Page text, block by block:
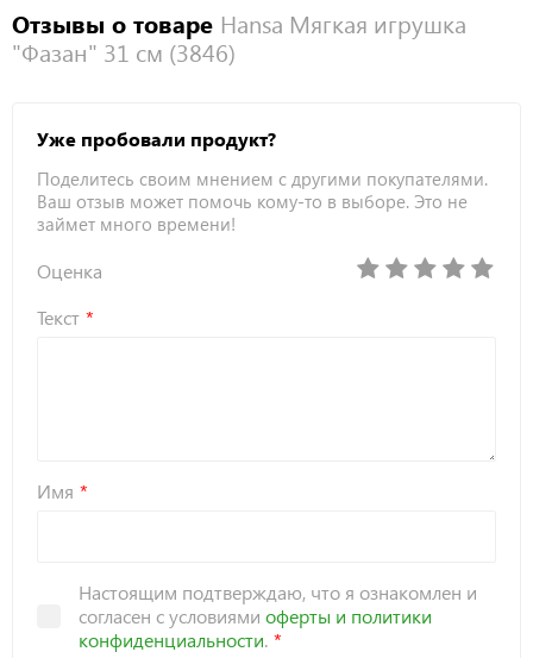
Отзывы о товаре Hansa Мягкая игрушка
"Фазан" 31 см (3846)
Уже пробовали продукт?
Поделитесь своим мнением с другими покупателями.
Ваш отзыв может помочь кому-то в выборе. Это не
займет много времени!
Оценка
Текст
Имя
Настоящим подтверждаю, что я ознакомлен и
согласен с условиями оферты и политики
конфиденциальности.